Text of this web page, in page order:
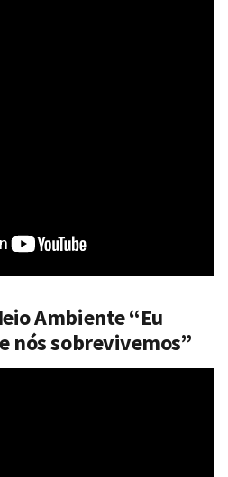
Ambiente “Eu
nós sobrevivemos”